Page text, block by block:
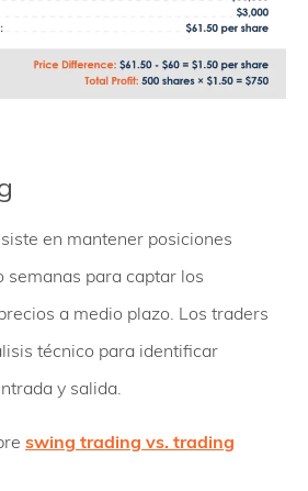
en mantener posiciones
semanas para captar los
a medio plazo. Los traders
técnico para identificar
y salida.
swing trading vs. trading